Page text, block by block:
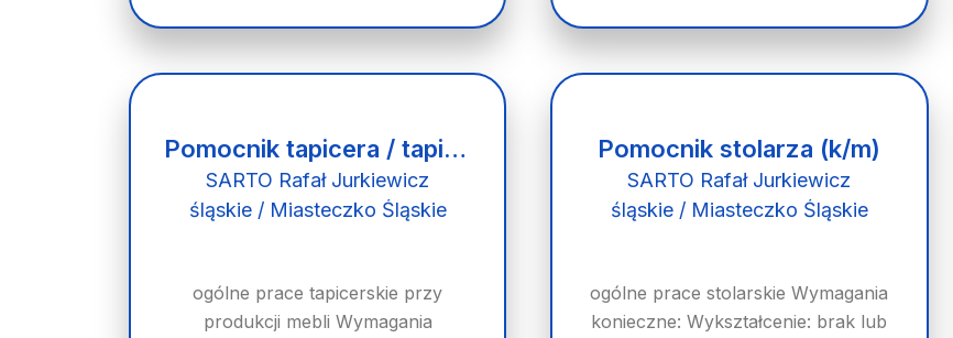
Pomocnik tapicera / tapicer (k/m)
SARTO Rafał Jurkiewicz
śląskie / Miasteczko Śląskie
ogólne prace tapicerskie przy
produkcji mebli Wymagania
Pomocnik stolarza (k/m)
SARTO Rafał Jurkiewicz
śląskie / Miasteczko Śląskie
ogólne prace stolarskie Wymagania
konieczne: Wykształcenie: brak lub